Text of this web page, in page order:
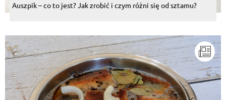
Auszpik – co to jest? Jak zrobić i czym różni się od sztamu?